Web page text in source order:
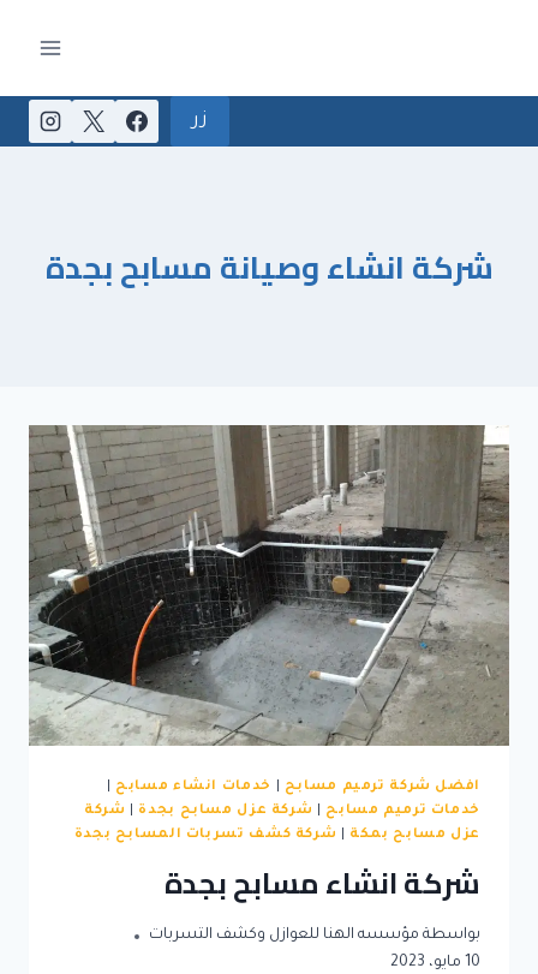
زر
شركة انشاء وصيانة مسابح بجدة
افضل شركة ترميم مسابح خدمات انشاء مسابح
خدمات ترميم مسابح
شركة عزل مسابح بجدة
شركة
عزل مسابح بمكة
شركة كشف تسربات المسابح بجدة
شركة انشاء مسابح بجدة
بواسطة مؤسسه الهنا للعوازل وكشف التسربات
10 مايو، 2023